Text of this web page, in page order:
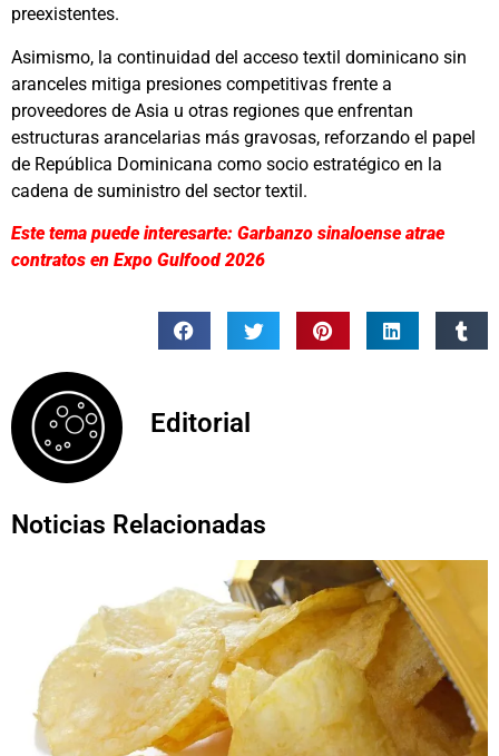
preexistentes.
Asimismo, la continuidad del acceso textil dominicano sin
aranceles mitiga presiones competitivas frente a
proveedores de Asia u otras regiones que enfrentan
estructuras arancelarias más gravosas, reforzando el papel
de República Dominicana como socio estratégico en la
cadena de suministro del sector textil.
Este tema puede interesarte: Garbanzo sinaloense atrae
contratos en Expo Gulfood 2026
Editorial
Noticias Relacionadas